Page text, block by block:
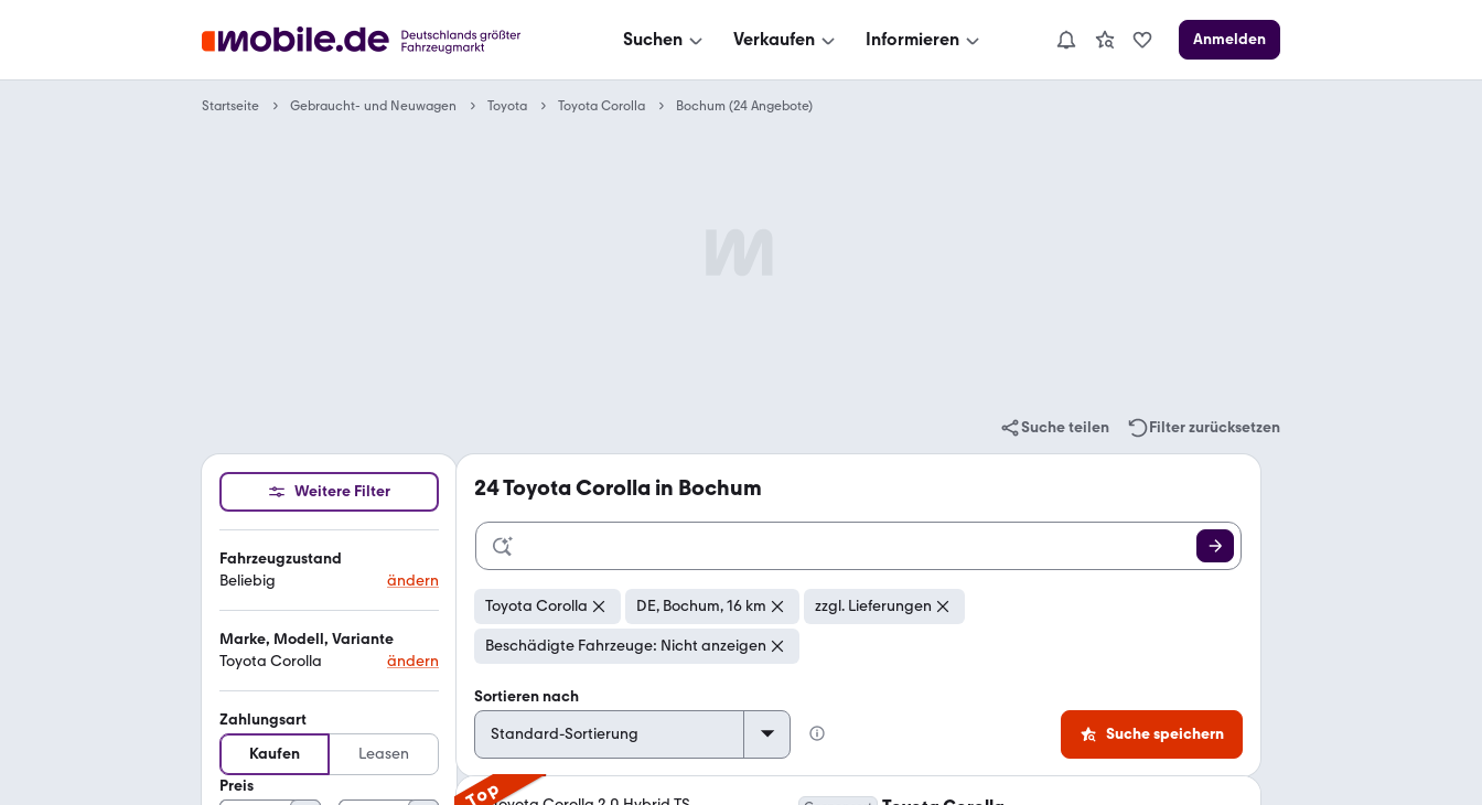
Suchen Verkaufen Informieren Anmelden
Startseite Gebraucht- und Neuwagen Toyota Toyota Corolla Bochum (24 Angebote)
Suche teilen Filter zurücksetzen
Weitere Filter
Fahrzeugzustand
Beliebig
ändern
Marke, Modell, Variante
Toyota Corolla
ändern
Zahlungsart
Kaufen
Leasen
Preis
24Toyota Corolla in Bochum
Toyota Corolla DE, Bochum, 16 km zzgl. Lieferungen
Beschädigte Fahrzeuge: Nicht anzeigen
Sortieren nach
Suche speichern
Top